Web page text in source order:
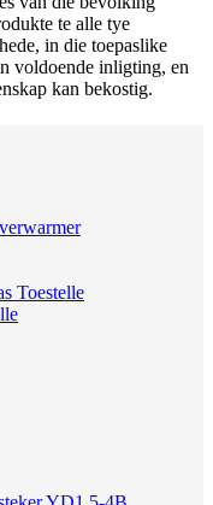
te alle tye
in die toepaslike
voldoende inligting, en
kan bekostig.
Toestelle